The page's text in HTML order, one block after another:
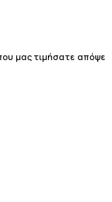
μας τιμήσατε απόψε